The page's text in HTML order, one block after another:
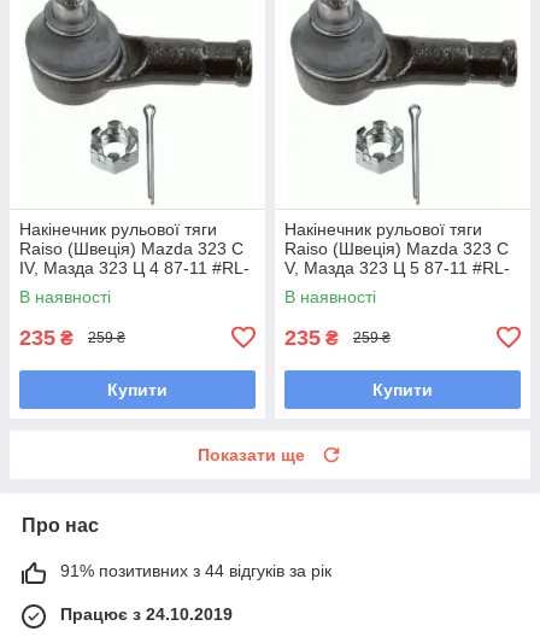
Накінечник рульової тяги
Raiso (Швеція) Mazda 323 C
IV, Мазда 323 Ц 4 87-11 #RL-
232280M UAVPCWF7
В наявності
235 ₴ 259 ₴
Купити
Накінечник рульової тяги
Raiso (Швеція) Mazda 323 C
V, Мазда 323 Ц 5 87-11 #RL-
232280M UAVPCWF7
В наявності
235 ₴ 259 ₴
Купити
Показати ще
Про нас
91% позитивних з 44 відгуків за рік
Працює з 24.10.2019